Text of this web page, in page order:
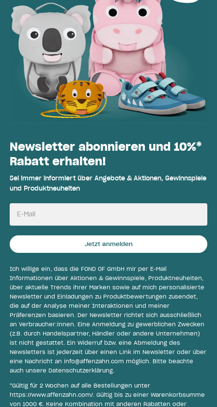
Newsletter abonnieren und 10%*
Rabatt erhalten!
Sei immer informiert über Angebote & Aktionen, Gewinnspiele
und Produktneuheiten
E-Mail
Jetzt anmelden
Ich willige ein, dass die FOND OF GmbH mir per E-Mail
Informationen über Aktionen & Gewinnspiele, Produktneuheiten,
über aktuelle Trends ihrer Marken sowie auf mich personalisierte
Newsletter und Einladungen zu Produktbewertungen zusendet,
die auf der Analyse meiner Interaktionen und meiner
Präferenzen basieren. Der Newsletter richtet sich ausschließlich
an Verbraucher:innen. Eine Anmeldung zu gewerblichen Zwecken
(z.B. durch Handelspartner, Händler oder andere Unternehmen)
ist nicht gestattet. Ein Widerruf bzw. eine Abmeldung des
Newsletters ist jederzeit über einen Link im Newsletter oder über
eine Nachricht an info@affenzahn.com möglich. Bitte beachte
auch unsere Datenschutzerklärung.
*Gültig für 2 Wochen auf alle Bestellungen unter
https://www.affenzahn.com/. Gültig bis zu einer Warenkorbsumme
von 1000 €. Keine Kombination mit anderen Rabatten oder